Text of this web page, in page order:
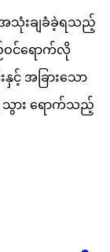
သုံးချခံခဲ့ရသည့်
ဝင်ရောက်လို
င့် အခြားသော
သွား ရောက်သည့်